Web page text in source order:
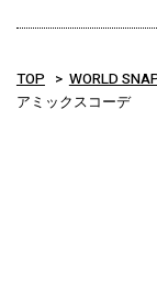
TOP WORLD
アミックスコーデ